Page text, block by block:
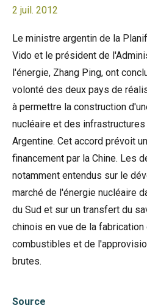
2 juil. 2012
Le ministre argentin de la
Vido et le président de
l'énergie, Zhang Ping, ont
volonté des deux pays de
à permettre la construction
nucléaire et des
Argentine. Cet accord prévoit
financement par la Chine. Les
notamment entendus sur le
marché de l'énergie nucléaire
du Sud et sur un transfert du
chinois en vue de la
combustibles et de
brutes.
Source